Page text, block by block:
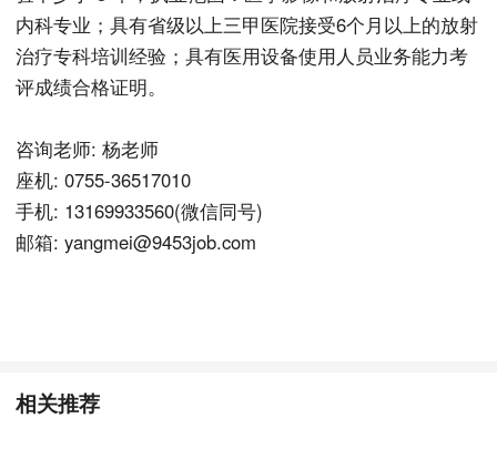
内科专业；具有省级以上三甲医院接受6个月以上的放射
治疗专科培训经验；具有医用设备使用人员业务能力考
评成绩合格证明。
咨询老师: 杨老师
座机: 0755-36517010
手机: 13169933560(微信同号)
邮箱: yangmei@9453job.com
相关推荐